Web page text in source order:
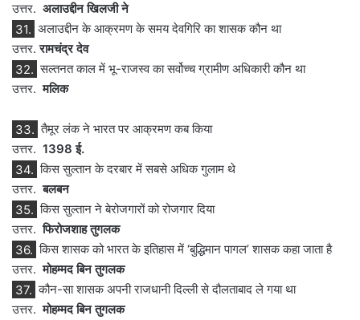
उत्तर. अलाउद्दीन खिलजी ने
31. अलाउद्दीन के आक्रमण के समय देवगिरि का शासक कौन था
उत्तर.रामचंद्र देव
32. सल्तनत काल में भू-राजस्व का सर्वोच्च ग्रामीण अधिकारी कौन था
उत्तर. मलिक
33. तैमूर लंक ने भारत पर आक्रमण कब किया
उत्तर. 1398 ई.
34. किस सुल्तान के दरबार में सबसे अधिक गुलाम थे
उत्तर. बलबन
35. किस सुल्तान ने बेरोजगारों को रोजगार दिया
उत्तर. फिरोजशाह तुगलक
36. किस शासक को भारत के इतिहास में ‘बुद्धिमान पागल’ शासक कहा जाता है
उत्तर. मोहम्मद बिन तुगलक
37. कौन-सा शासक अपनी राजधानी दिल्ली से दौलताबाद ले गया था
उत्तर. मोहम्मद बिन तुगलक